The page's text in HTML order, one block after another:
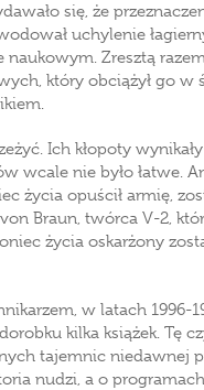
się, że
uchylenie
naukowym. Zresztą
który obciążył go w
Ich kłopoty
wcale nie było łatwe.
życia opuścił armię,
Braun, twórca V-2,
życia oskarżony
w latach 1996-
kilka książek. Tę
tajemnic niedawnej
nudzi, a o